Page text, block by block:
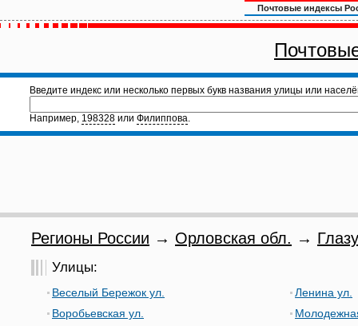
Почтовые индексы
Введите индекс или несколько первых букв названия улицы или
Например, 198328 или Филиппова.
Регионы России → Орловская обл. →
Улицы:
Веселый Бережок ул.
Воробьевская ул.
Ленина ул.